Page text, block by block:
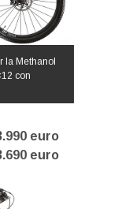
la Methanol
con
euro
euro